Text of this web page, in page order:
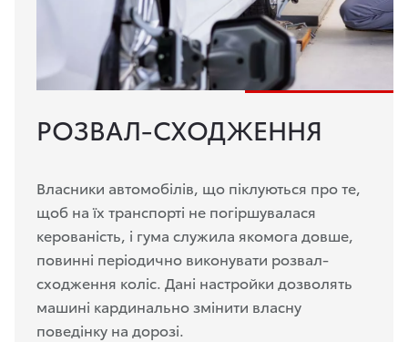
РОЗВАЛ-СХОДЖЕННЯ
Власники автомобілів, що піклуються про те,
щоб на їх транспорті не погіршувалася
керованість, і гума служила якомога довше,
повинні періодично виконувати розвал-
сходження коліс. Дані настройки дозволять
машині кардинально змінити власну
поведінку на дорозі.